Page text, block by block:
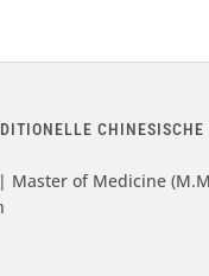
Master of Medicine